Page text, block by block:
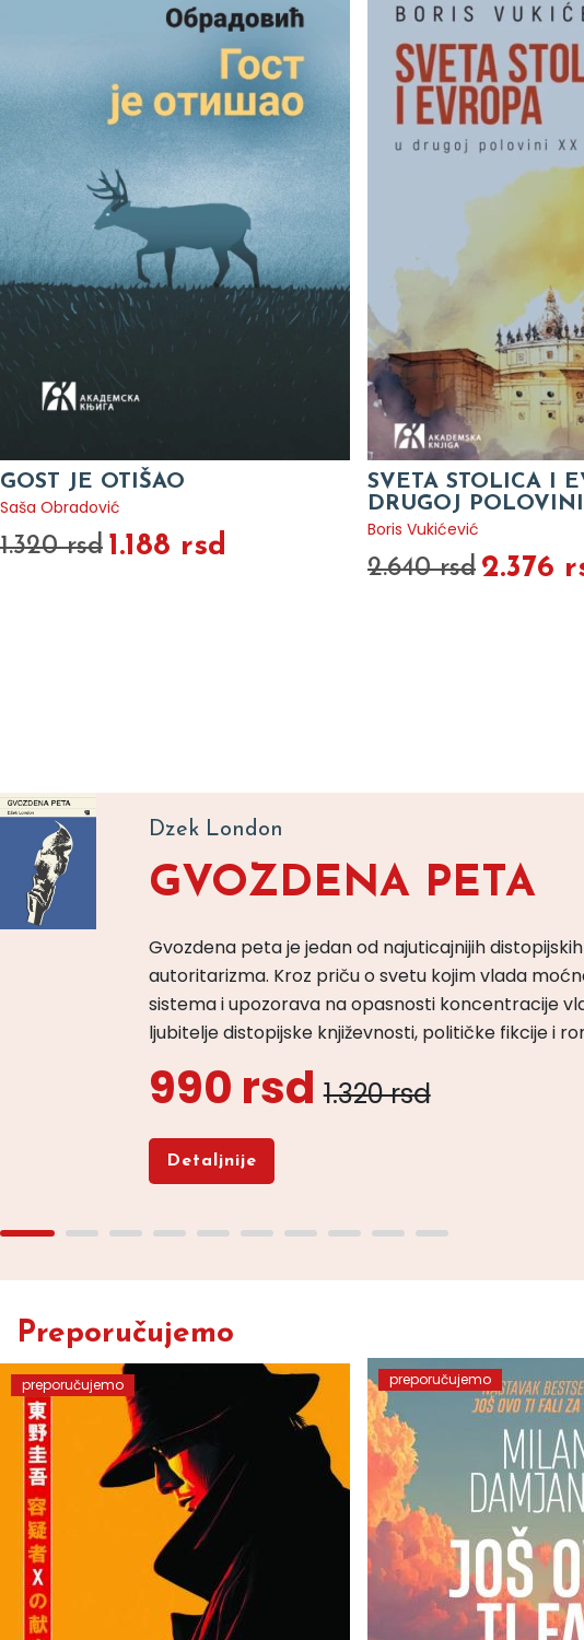
GOST JE OTIŠAO
Saša Obradović
1.320 rsd 1.188 rsd
SVETA STOLICA I
DRUGOJ
Boris Vukićević
2.640 rsd 2.376
Dzek London
GVOZDENA PETA
Gvozdena peta je jedan od najuticajnijih
autoritarizma. Kroz priču o svetu kojim vlada
sistema i upozorava na opasnosti koncentracije
ljubitelje distopijske književnosti, političke fikcije i
990 rsd 1.320 rsd
Detaljnije
Preporučujemo
preporučujemo preporučujemo